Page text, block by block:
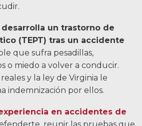
de casos
Sobre
Abogados
de la comunidad
Recursos
desarrolla un trastorno de
(TEPT) tras un accidente
que sufra pesadillas,
o miedo a volver a conducir.
y la ley de Virginia le
indemnización por ellos.
en accidentes de